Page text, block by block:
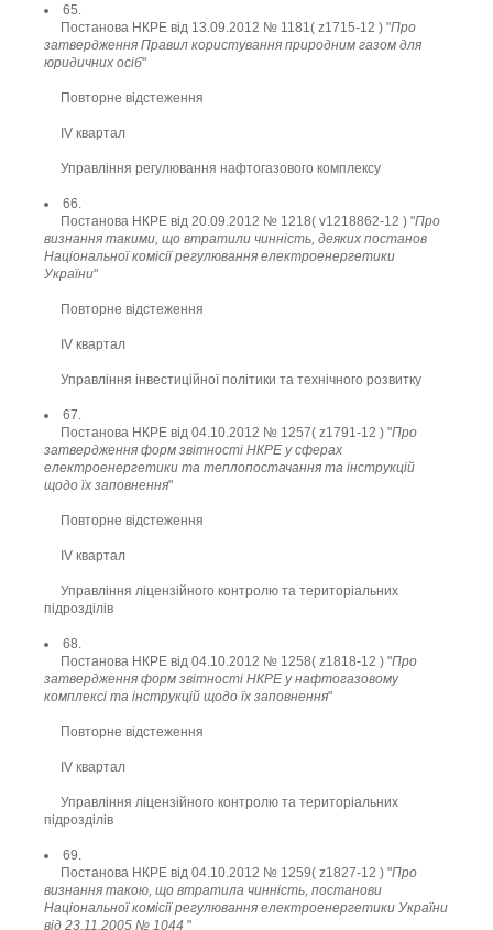
65.
Постанова НКРЕ від 13.09.2012 № 1181( z1715-12 ) "Про
затвердження Правил користування природним газом для
юридичних осіб"
Повторне відстеження
ІV квартал
Управління регулювання нафтогазового комплексу
66.
Постанова НКРЕ від 20.09.2012 № 1218( v1218862-12 ) "Про
визнання такими, що втратили чинність, деяких постанов
Національної комісії регулювання електроенергетики
України"
Повторне відстеження
ІV квартал
Управління інвестиційної політики та технічного розвитку
67.
Постанова НКРЕ від 04.10.2012 № 1257( z1791-12 ) "Про
затвердження форм звітності НКРЕ у сферах
електроенергетики та теплопостачання та інструкцій
щодо їх заповнення"
Повторне відстеження
ІV квартал
Управління ліцензійного контролю та територіальних
підрозділів
68.
Постанова НКРЕ від 04.10.2012 № 1258( z1818-12 ) "Про
затвердження форм звітності НКРЕ у нафтогазовому
комплексі та інструкцій щодо їх заповнення"
Повторне відстеження
ІV квартал
Управління ліцензійного контролю та територіальних
підрозділів
69.
Постанова НКРЕ від 04.10.2012 № 1259( z1827-12 ) "Про
визнання такою, що втратила чинність, постанови
Національної комісії регулювання електроенергетики України
від 23.11.2005 № 1044 "